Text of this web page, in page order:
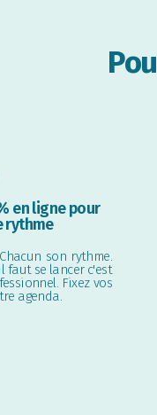
en ligne pour
rythme
son rythme.
faut se lancer c'est
Fixez vos
agenda.